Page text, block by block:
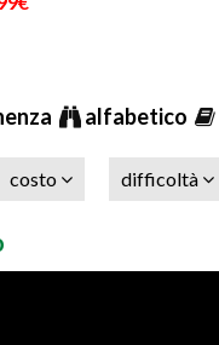
alfabetico
costo difficoltà